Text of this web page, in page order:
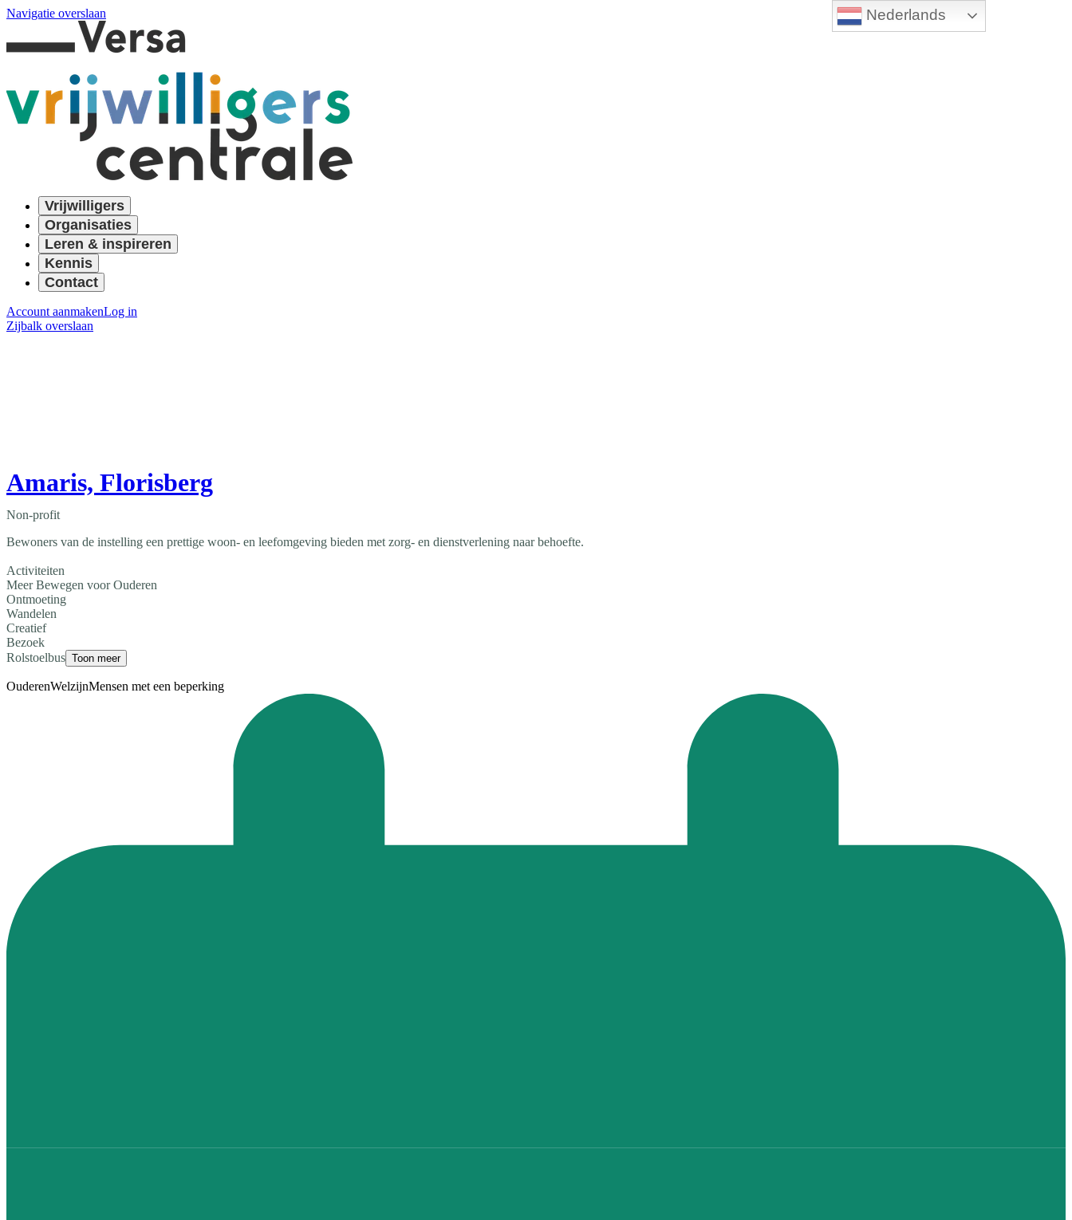
Nederlands
Navigatie overslaan
Vrijwilligers
Organisaties
Leren & inspireren
Kennis
Contact
Account aanmakenLog in
Zijbalk overslaan
Amaris, Florisberg
Non-profit
Bewoners van de instelling een prettige woon- en leefomgeving bieden met zorg- en dienstverlening naar behoefte.
Activiteiten
Meer Bewegen voor Ouderen
Ontmoeting
Wandelen
Creatief
Bezoek
Rolstoelbus Toon meer
OuderenWelzijnMensen met een beperking